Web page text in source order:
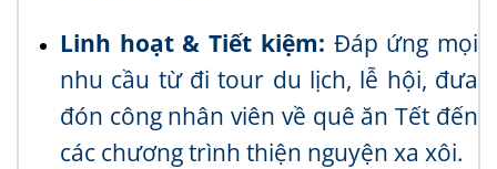
Linh hoạt & Tiết kiệm: Đáp ứng mọi
nhu cầu từ đi tour du lịch, lễ hội, đưa
đón công nhân viên về quê ăn Tết đến
các chương trình thiện nguyện xa xôi.